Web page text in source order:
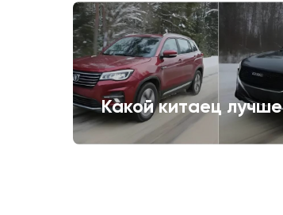
Какой китаец лучше